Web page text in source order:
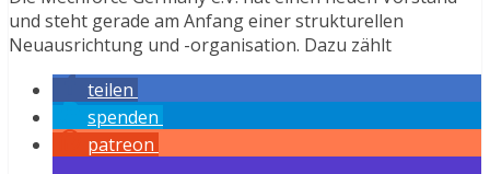
und steht gerade am Anfang einer strukturellen
Neuausrichtung und -organisation. Dazu zählt
teilen
spenden
patreon